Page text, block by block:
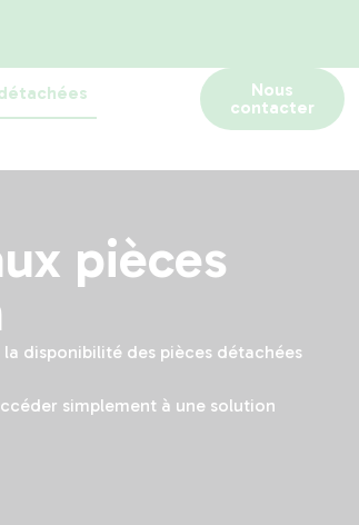
Nous
contacter
pièces
disponibilité des pièces détachées
simplement à une solution